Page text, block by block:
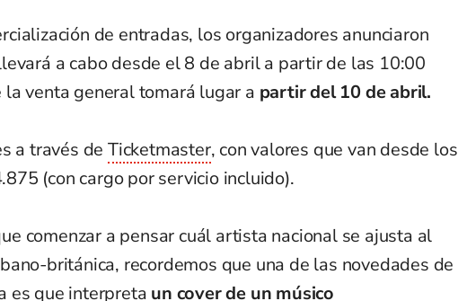
de entradas, los organizadores anunciaron
a cabo desde el 8 de abril a partir de las 10:00
la venta general tomará lugar a partir del 10 de abril.
a través de Ticketmaster, con valores que van desde los
(con cargo por servicio incluido).
comenzar a pensar cuál artista nacional se ajusta al
británica, recordemos que una de las novedades de
es que interpreta un cover de un músico